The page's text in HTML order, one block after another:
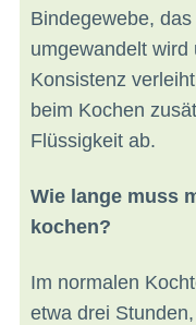
Bindegewebe,
umgewandelt
Konsistenz
beim Kochen
Flüssigkeit ab.
Wie lange muss
kochen?
Im normalen
etwa drei